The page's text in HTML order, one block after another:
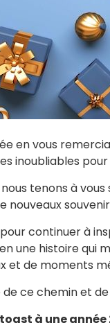
en vous
inoubliables pour
tenons à
nouveaux
continuer à
une histoire qui
et de moments
ce chemin et
à une